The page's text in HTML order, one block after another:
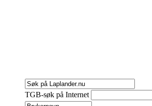
TGB-søk på Internet